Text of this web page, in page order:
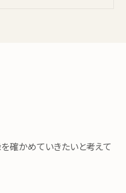
確かめていきたいと考えて